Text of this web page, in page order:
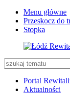
Menu główne
Przeskocz do
Stopka
Portal
Aktualności